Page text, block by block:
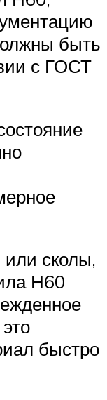
быть
с ГОСТ
сколы,
Н60
быстро